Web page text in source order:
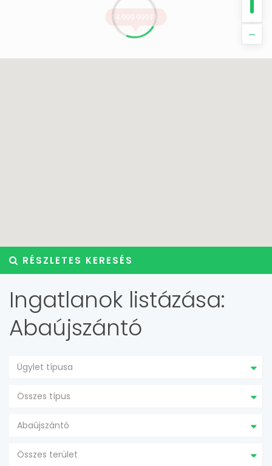
14.999.999 Ft
RÉSZLETES KERESÉS
Ingatlanok listázása:
Abaújszántó
Ügylet típusa
Összes típus
Abaújszántó
Összes terület